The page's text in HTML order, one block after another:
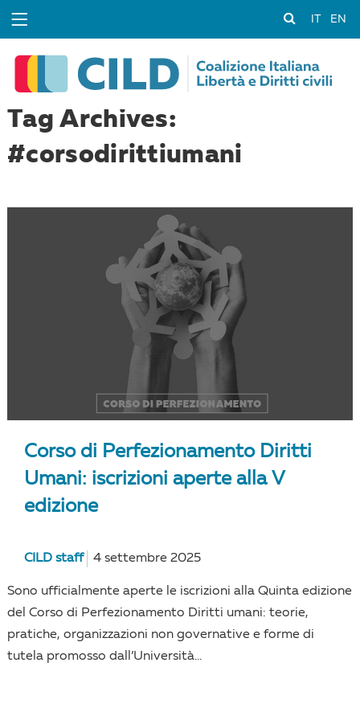
EN
Tag Archives:
#corsodirittiumani
Corso di Perfezionamento Diritti
Umani: iscrizioni aperte alla V
edizione
CILD staff 4 settembre 2025
Sono ufficialmente aperte le iscrizioni alla Quinta edizione
del Corso di Perfezionamento Diritti umani: teorie,
pratiche, organizzazioni non governative e forme di
tutela promosso dall’Università...